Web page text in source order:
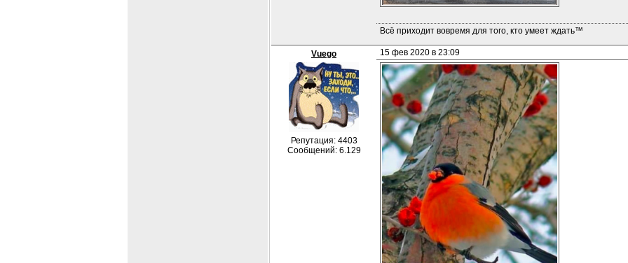
Всё приходит вовремя для того, кто умеет ждать™
Vuego
Репутация: 4403
Сообщений: 6.129
15 фев 2020 в 23:09